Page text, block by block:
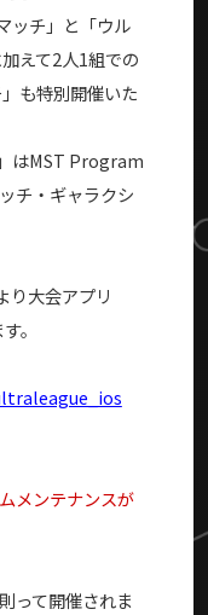
ッチ」と「ウル
えて2人1組での
も特別開催いた
はMST Program
チ・ギャラクシ
り大会アプリ
。
メンテナンスが
って開催されま